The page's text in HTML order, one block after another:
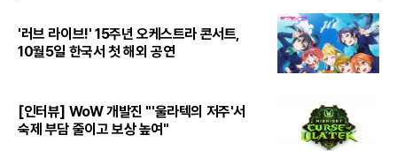
'러브 라이브!' 15주년 오케스트라 콘서트,
10월5일 한국서 첫 해외 공연
[인터뷰] WoW 개발진 "'울라텍의 저주'서
숙제 부담 줄이고 보상 높여"